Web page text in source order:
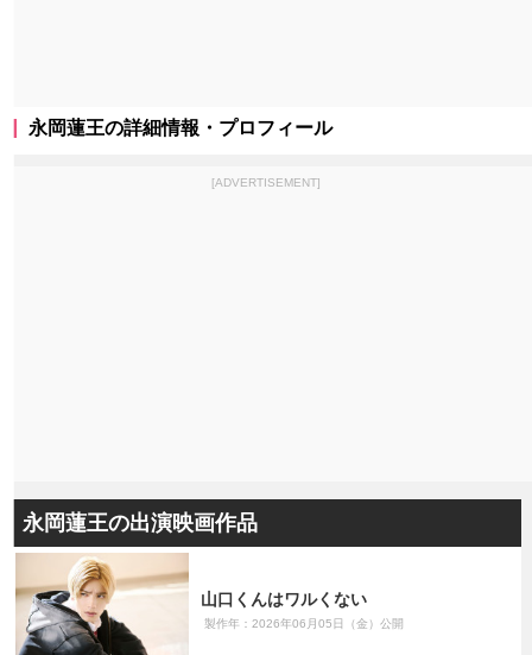
永岡蓮王の詳細情報・プロフィール
[ADVERTISEMENT]
永岡蓮王の出演映画作品
山口くんはワルくない
製作年：2026年06月05日（金）公開